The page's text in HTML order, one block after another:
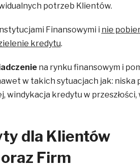
potrzeb Klientów.
Finansowymi i nie
kredytu.
na rynku finansowym i
w takich sytuacjach jak: niska
windykacja kredytu w przeszłości,
dla Klientów
Firm